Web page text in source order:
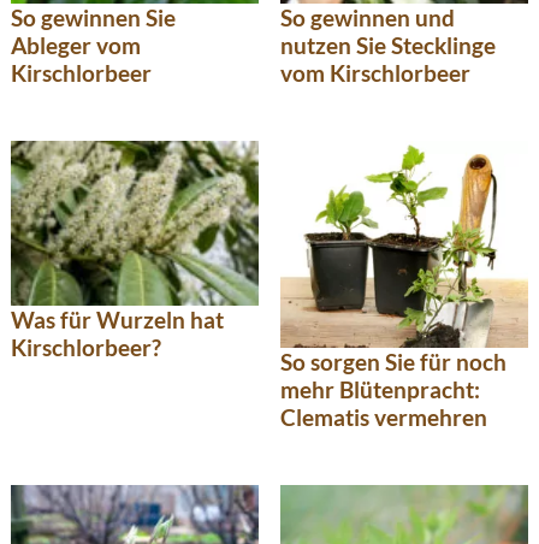
So gewinnen Sie
Ableger vom
Kirschlorbeer
So gewinnen und
nutzen Sie Stecklinge
vom Kirschlorbeer
Was für Wurzeln hat
Kirschlorbeer?
So sorgen Sie für noch
mehr Blütenpracht:
Clematis vermehren